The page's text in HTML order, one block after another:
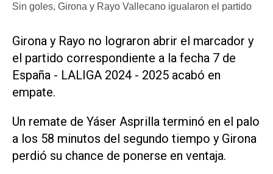
Sin goles, Girona y Rayo Vallecano igualaron el partido
Girona y Rayo no lograron abrir el marcador y
el partido correspondiente a la fecha 7 de
España - LALIGA 2024 - 2025 acabó en
empate.
Un remate de Yáser Asprilla terminó en el palo
a los 58 minutos del segundo tiempo y Girona
perdió su chance de ponerse en ventaja.